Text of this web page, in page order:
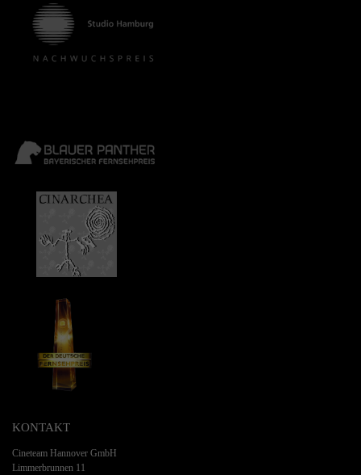
KONTAKT
Cineteam Hannover GmbH
Limmerbrunnen 11